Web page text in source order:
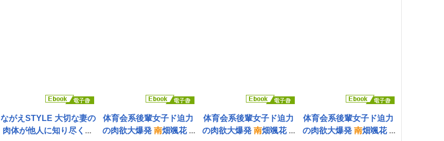
ながえSTYLE 大切な妻の
肉体が他人に知り尽くさ
体育会系後輩女子ド迫力
の肉欲大爆発 南畑颯花 V
体育会系後輩女子ド迫力
の肉欲大爆発南畑颯花 V
体育会系後輩女子ド迫力
の肉欲大爆発 南畑颯花 V